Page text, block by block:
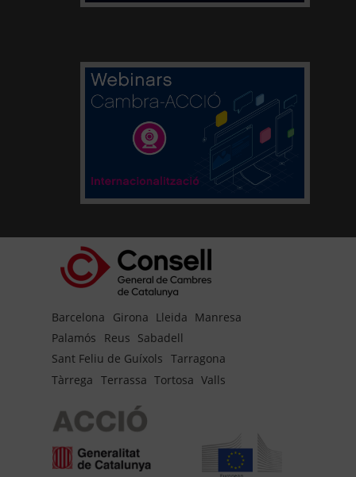
Barcelona Girona Lleida Manresa
Palamós
Reus Sabadell
Sant Feliu de Guíxols Tarragona
Tàrrega Terrassa Tortosa Valls